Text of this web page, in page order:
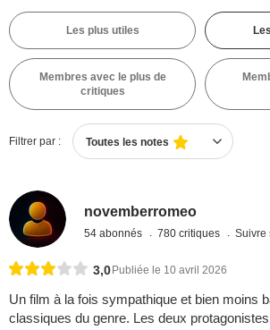
Les plus utiles
Membres avec le plus de
critiques
Filtrer par : Toutes les notes
novemberromeo
54 abonnés 780 critiques Suivre
3,0 Publiée le 10 avril 2026
Un film à la fois sympathique et bien moins
classiques du genre. Les deux